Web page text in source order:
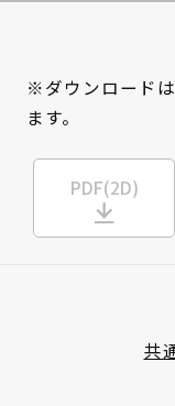
※ダウンロードは
ます。
PDF(2D)
共